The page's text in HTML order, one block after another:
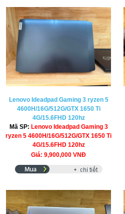
Lenovo Ideadpad Gaming 3 ryzen 5
4600H/16G/512G/GTX 1650 Ti
4G/15.6FHD 120hz
Mã SP: Lenovo Ideadpad Gaming 3
ryzen 5 4600H/16G/512G/GTX 1650 Ti
4G/15.6FHD 120hz
Giá: 9,900,000 VNĐ